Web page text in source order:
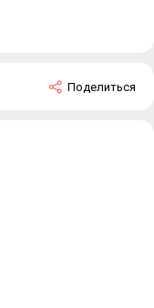
Поделиться